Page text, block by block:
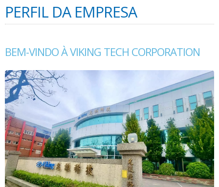
PERFIL DA EMPRESA
BEM-VINDO À VIKING TECH CORPORATION